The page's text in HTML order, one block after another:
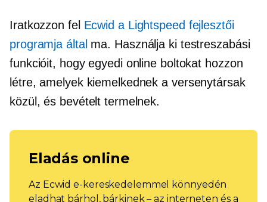
Iratkozzon fel Ecwid a Lightspeed fejlesztői
programja által ma. Használja ki testreszabási
funkcióit, hogy egyedi online boltokat hozzon
létre, amelyek kiemelkednek a versenytársak
közül, és bevételt termelnek.
Eladás online
Az Ecwid e-kereskedelemmel könnyedén
eladhat bárhol, bárkinek – az interneten és a